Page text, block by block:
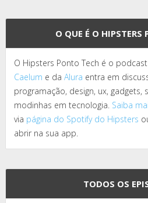
O QUE É O HIPSTERS
O Hipsters Ponto Tech é o
Caelum e da Alura entra em
programação, design, ux, gadgets,
modinhas em tecnologia. Saiba
via página do Spotify do Hipsters
abrir na sua app.
TODOS OS